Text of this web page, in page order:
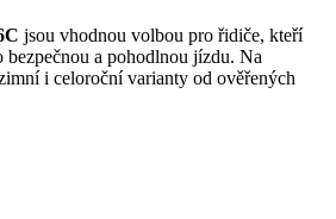
jsou vhodnou volbou pro řidiče, kteří
bezpečnou a pohodlnou jízdu. Na
i celoroční varianty od ověřených